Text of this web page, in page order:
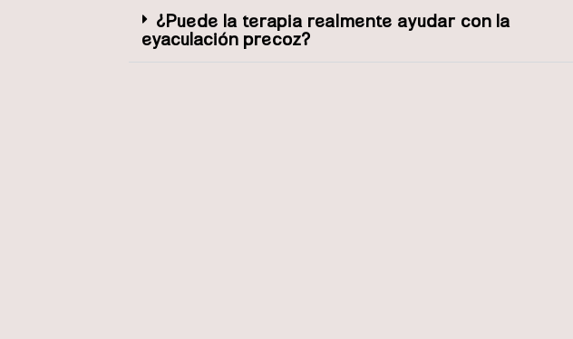
¿Puede la terapia realmente ayudar con la
eyaculación precoz?